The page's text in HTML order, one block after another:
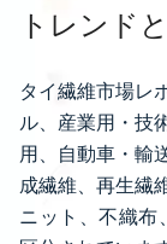
トレンド
タイ繊維市場レ
ル、産業用・技
用、自動車・輸
成繊維、再生繊
ニット、不織布